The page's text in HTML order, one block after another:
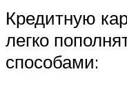
Кредитную
легко
способами: